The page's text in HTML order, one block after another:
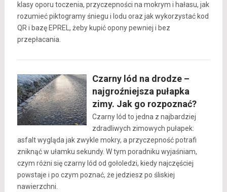
klasy oporu toczenia, przyczepności na mokrym i hałasu, jak
rozumieć piktogramy śniegu i lodu oraz jak wykorzystać kod
QR i bazę EPREL, żeby kupić opony pewniej i bez
przepłacania.
Czarny lód na drodze –
najgroźniejsza pułapka
zimy. Jak go rozpoznać?
Czarny lód to jedna z najbardziej
zdradliwych zimowych pułapek:
asfalt wygląda jak zwykle mokry, a przyczepność potrafi
zniknąć w ułamku sekundy. W tym poradniku wyjaśniam,
czym różni się czarny lód od gołoledzi, kiedy najczęściej
powstaje i po czym poznać, że jedziesz po śliskiej
nawierzchni.